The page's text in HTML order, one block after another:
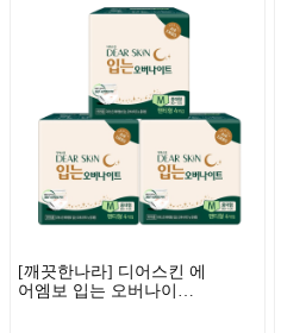
[깨끗한나라] 디어스킨 에
어엠보 입는 오버나이트